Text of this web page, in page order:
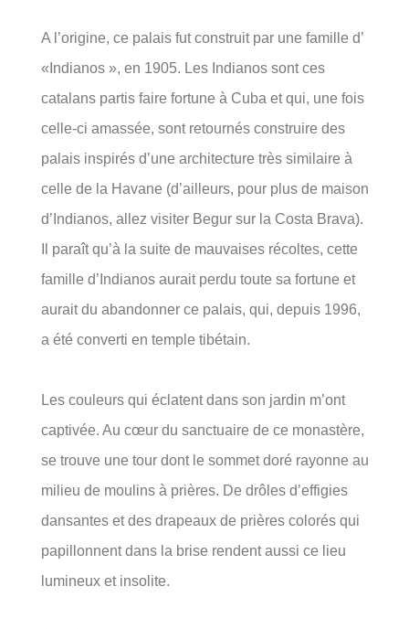
A l’origine, ce palais fut construit par une famille d’
«Indianos », en 1905. Les Indianos sont ces
catalans partis faire fortune à Cuba et qui, une fois
celle-ci amassée, sont retournés construire des
palais inspirés d’une architecture très similaire à
celle de la Havane (d’ailleurs, pour plus de maison
d’Indianos, allez visiter Begur sur la Costa Brava).
Il paraît qu’à la suite de mauvaises récoltes, cette
famille d’Indianos aurait perdu toute sa fortune et
aurait du abandonner ce palais, qui, depuis 1996,
a été converti en temple tibétain.
Les couleurs qui éclatent dans son jardin m’ont
captivée. Au cœur du sanctuaire de ce monastère,
se trouve une tour dont le sommet doré rayonne au
milieu de moulins à prières. De drôles d’effigies
dansantes et des drapeaux de prières colorés qui
papillonnent dans la brise rendent aussi ce lieu
lumineux et insolite.